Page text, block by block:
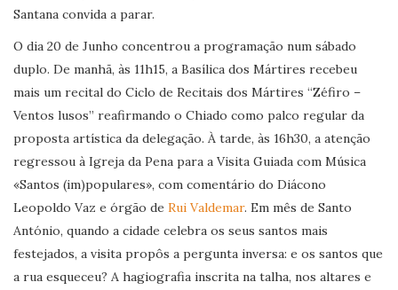
Santana convida a parar.
O dia 20 de Junho concentrou a programação num sábado
duplo. De manhã, às 11h15, a Basílica dos Mártires recebeu
mais um recital do Ciclo de Recitais dos Mártires “Zéfiro –
Ventos lusos” reafirmando o Chiado como palco regular da
proposta artística da delegação. À tarde, às 16h30, a atenção
regressou à Igreja da Pena para a Visita Guiada com Música
«Santos (im)populares», com comentário do Diácono
Leopoldo Vaz e órgão de Rui Valdemar. Em mês de Santo
António, quando a cidade celebra os seus santos mais
festejados, a visita propôs a pergunta inversa: e os santos que
a rua esqueceu? A hagiografia inscrita na talha, nos altares e